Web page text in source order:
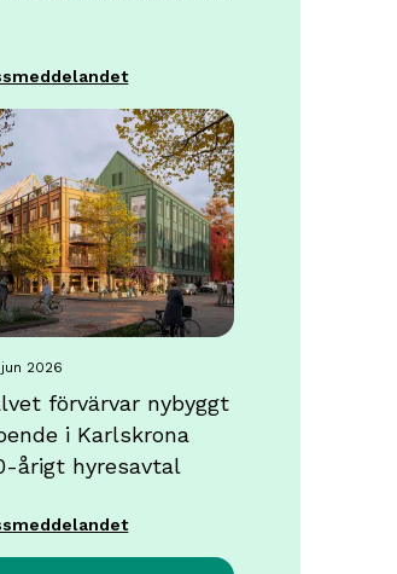
jun 2026
förvärvar nybyggt
i Karlskrona
årigt hyresavtal